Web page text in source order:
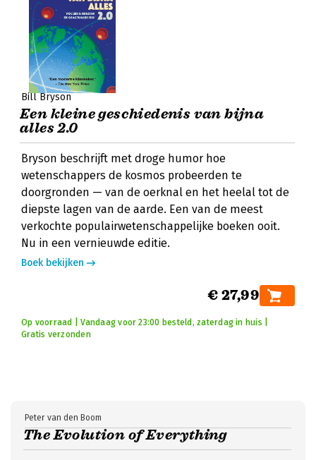
Bill Bryson
Een kleine geschiedenis van bijna
alles 2.0
Bryson beschrijft met droge humor hoe
wetenschappers de kosmos probeerden te
doorgronden — van de oerknal en het heelal tot de
diepste lagen van de aarde. Een van de meest
verkochte populairwetenschappelijke boeken ooit.
Nu in een vernieuwde editie.
Boek bekijken
€ 27,99
Op voorraad | Vandaag voor 23:00 besteld, zaterdag in huis |
Gratis verzonden
The Evolution of Everything
Peter van den Boom